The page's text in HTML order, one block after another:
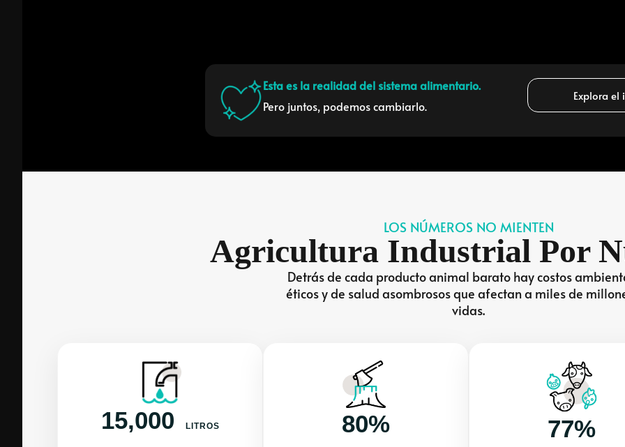
Esta es la realidad del sistema alimentario.
Pero juntos, podemos cambiarlo.
Explora el
LOS NÚMEROS NO MIENTEN
Agricultura Industrial Por
Detrás de cada producto animal barato hay costos
éticos y de salud asombrosos que afectan a miles de
vidas.
15,000 LITROS 80% 77%